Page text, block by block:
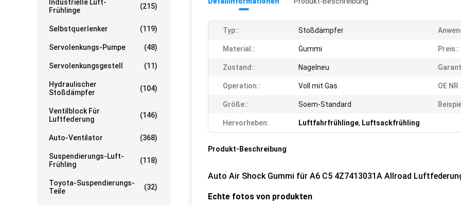
Industrielle Luft-
Frühlinge
(215)
Selbstquerlenker (119)
Servolenkungs-Pumpe (48)
Servolenkungsgestell (11)
Hydraulischer
Stoßdämpfer
(104)
Ventilblock Für
Luftfederung
(146)
Auto-Ventilator (368)
Suspendierungs-Luft-
Frühling
(118)
Toyota-Suspendierungs-
Teile
(32)
Typ:: Stoßdämpfer
Material:: Gummi Preis::
Zustand:: Nagelneu
Operation:: Voll mit Gas OE
Größe:: Soem-Standard
Hervorheben: Luftfahrfrühlinge, Luftsackfrühling
Produkt-Beschreibung
Auto Air Shock Gummi für A6 C5 4Z7413031A Allroad
Echte fotos von produkten